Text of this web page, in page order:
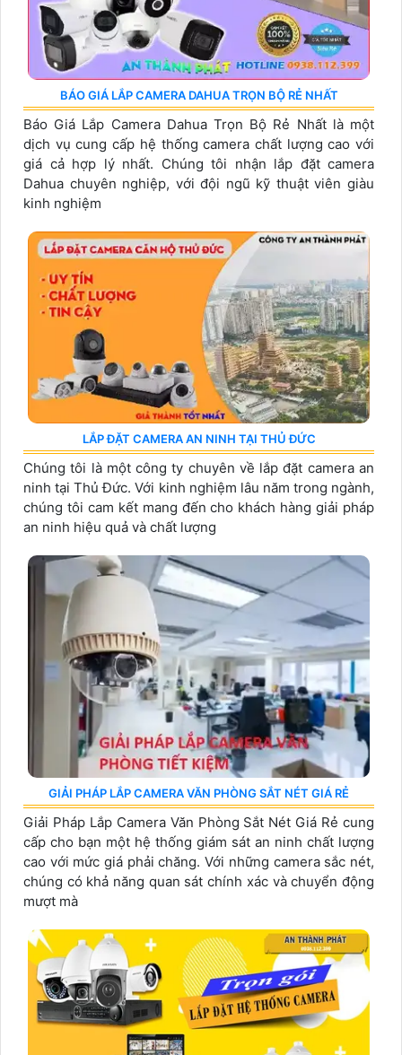
BÁO GIÁ LẮP CAMERA DAHUA TRỌN BỘ RẺ NHẤT
Báo Giá Lắp Camera Dahua Trọn Bộ Rẻ Nhất là một
dịch vụ cung cấp hệ thống camera chất lượng cao với
giá cả hợp lý nhất. Chúng tôi nhận lắp đặt camera
Dahua chuyên nghiệp, với đội ngũ kỹ thuật viên giàu
kinh nghiệm
LẮP ĐẶT CAMERA AN NINH TẠI THỦ ĐỨC
Chúng tôi là một công ty chuyên về lắp đặt camera an
ninh tại Thủ Đức. Với kinh nghiệm lâu năm trong ngành,
chúng tôi cam kết mang đến cho khách hàng giải pháp
an ninh hiệu quả và chất lượng
GIẢI PHÁP LẮP CAMERA VĂN PHÒNG SẮT NÉT GIÁ RẺ
Giải Pháp Lắp Camera Văn Phòng Sắt Nét Giá Rẻ cung
cấp cho bạn một hệ thống giám sát an ninh chất lượng
cao với mức giá phải chăng. Với những camera sắc nét,
chúng có khả năng quan sát chính xác và chuyển động
mượt mà